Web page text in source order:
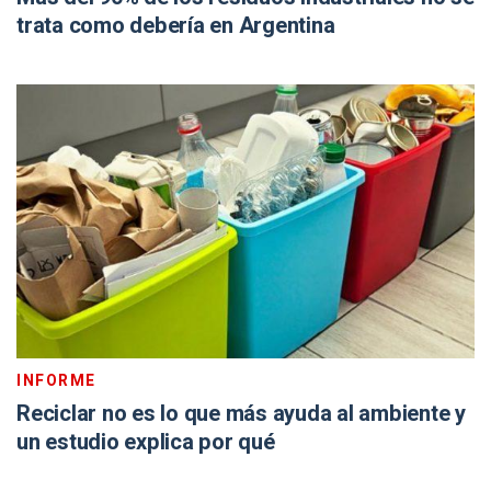
trata como debería en Argentina
INFORME
Reciclar no es lo que más ayuda al ambiente y
un estudio explica por qué